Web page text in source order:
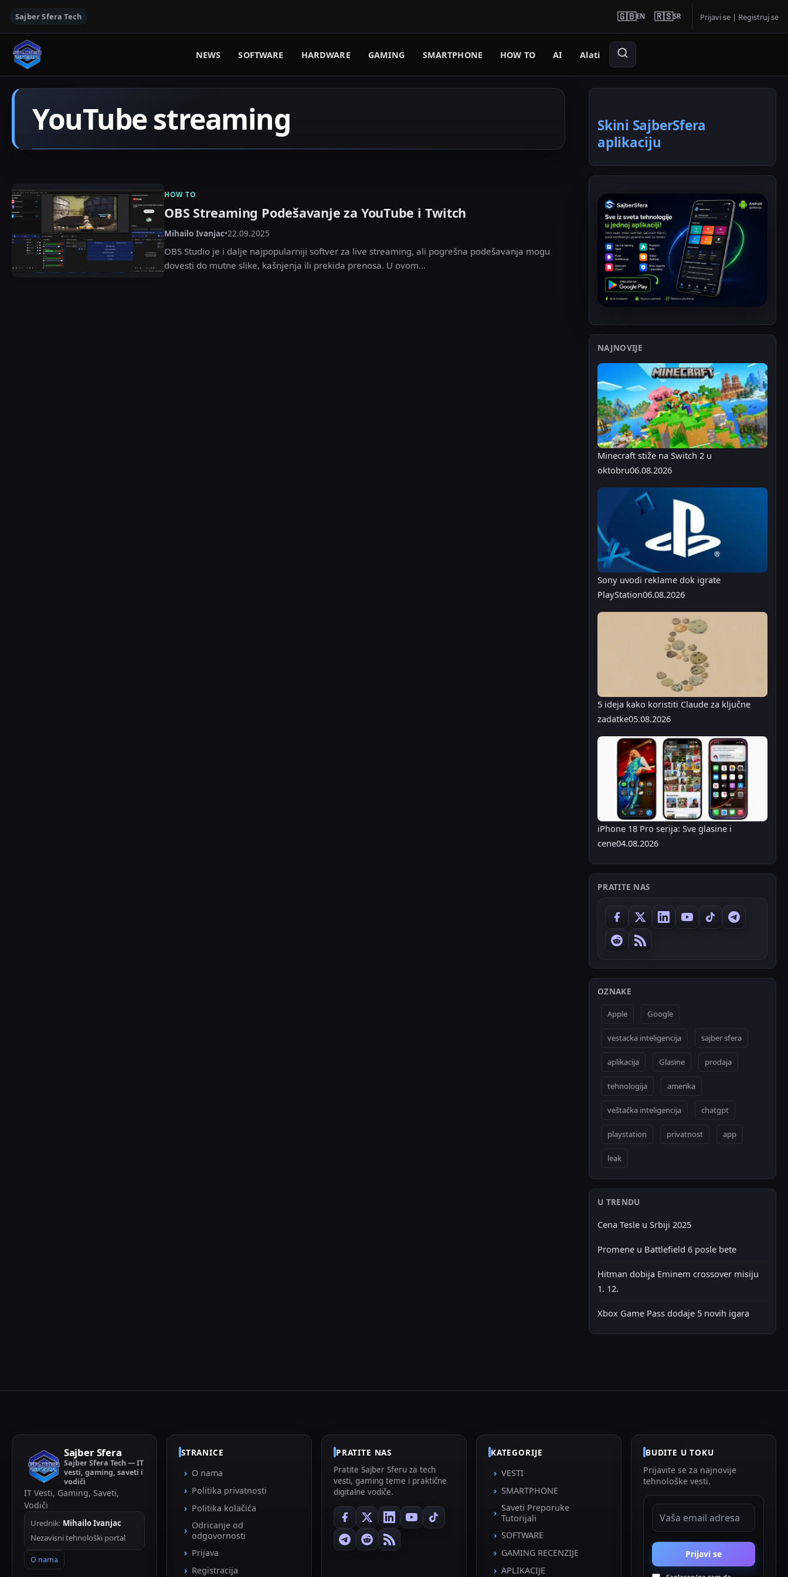
Sajber Sfera Tech 🇬🇧EN 🇷🇸SR Prijavi se | Registruj se
NEWS SOFTWARE HARDWARE GAMING SMARTPHONE HOW TO AI Alati
YouTube streaming
HOW TO
OBS Streaming Podešavanje za YouTube i Twitch
Mihailo Ivanjac•22.09.2025
OBS Studio je i dalje najpopularniji softver za live streaming, ali pogrešna podešavanja mogu
dovesti do mutne slike, kašnjenja ili prekida prenosa. U ovom...
Skini SajberSfera
aplikaciju
NAJNOVIJE
Minecraft stiže na Switch 2 u
oktobru06.08.2026
Sony uvodi reklame dok igrate
PlayStation06.08.2026
5 ideja kako koristiti Claude za ključne
zadatke05.08.2026
iPhone 18 Pro serija: Sve glasine i
cene04.08.2026
PRATITE NAS
OZNAKE
Apple Google
vestacka inteligencija sajber sfera
aplikacija Glasine prodaja
tehnologija amerika
veštačka inteligencija chatgpt
playstation privatnost app
leak
U TRENDU
Cena Tesle u Srbiji 2025
Promene u Battlefield 6 posle bete
Hitman dobija Eminem crossover misiju
1. 12.
Xbox Game Pass dodaje 5 novih igara
Sajber Sfera
Sajber Sfera Tech — IT
vesti, gaming, saveti i
vodiči
IT Vesti, Gaming, Saveti,
Vodiči
Urednik: Mihailo Ivanjac
Nezavisni tehnološki portal
O nama
STRANICE
O nama
Politika privatnosti
Politika kolačića
Odricanje od
odgovornosti
Prijava
Registracija
PRATITE NAS
Pratite Sajber Sferu za tech
vesti, gaming teme i praktične
digitalne vodiče.
KATEGORIJE
VESTI
SMARTPHONE
Saveti Preporuke
Tutorijali
SOFTWARE
GAMING RECENZIJE
APLIKACIJE
BUDITE U TOKU
Prijavite se za najnovije
tehnološke vesti.
EMAIL ADRESA
Prijavi se